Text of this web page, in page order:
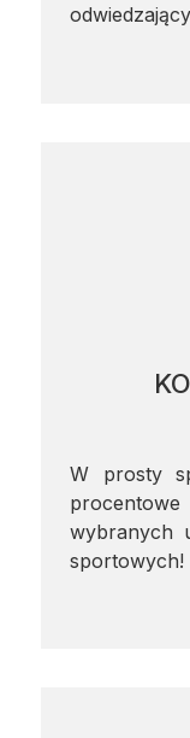
W prosty
wybranych
sportowych!